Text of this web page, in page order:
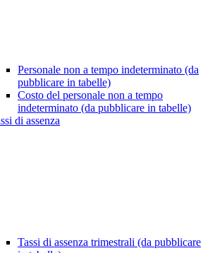
Personale non a tempo indeterminato (da
pubblicare in tabelle)
Costo del personale non a tempo
indeterminato (da pubblicare in tabelle)
di assenza
Tassi di assenza trimestrali (da pubblicare